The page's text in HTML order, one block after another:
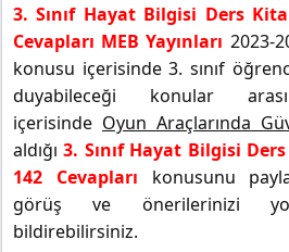
3. Sınıf Hayat Bilgisi Ders
Cevapları MEB Yayınları 2023-
konusu içerisinde 3. sınıf
duyabileceği konular
içerisinde Oyun Araçlarında
aldığı3. Sınıf Hayat Bilgisi
142 Cevapları konusunu
görüş ve önerilerinizi
bildirebilirsiniz.